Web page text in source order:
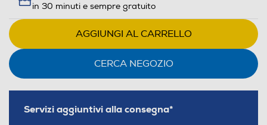
in 30 minuti e sempre gratuito
AGGIUNGI AL CARRELLO
CERCA NEGOZIO
Servizi aggiuntivi alla consegna*